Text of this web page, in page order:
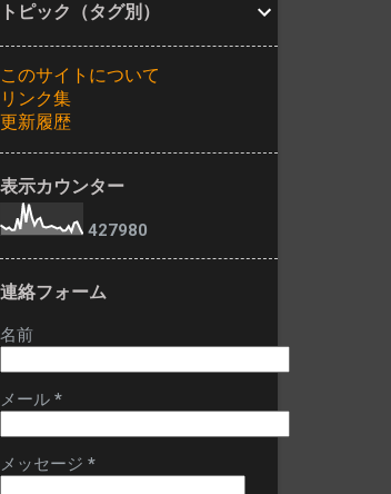
ン等一部が新しい
われます。 中央･
更ありません。 交
換された発車標
いません。
示がされる模様で
す。
トピック（タグ別）
このサイトについて
リンク集
更新履歴
表示カウンター
427980
連絡フォーム
名前
メール *
メッセージ *